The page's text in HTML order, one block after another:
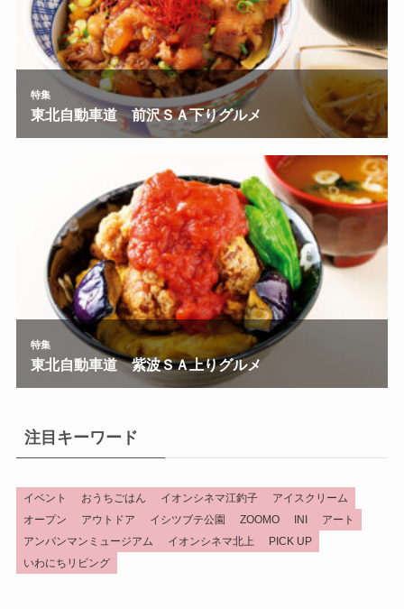
注目キーワード
イベント おうちごはん イオンシネマ江釣子
アイスクリーム
オープン
アウトドア イシツブテ公園 ZOOMO INI
アート
アンパンマンミュージアム
イオンシネマ北上
PICK UP
いわにちリビング